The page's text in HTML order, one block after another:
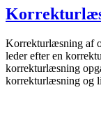
Korrekturlæsning af
leder efter en
korrekturlæsning
korrekturlæsning og